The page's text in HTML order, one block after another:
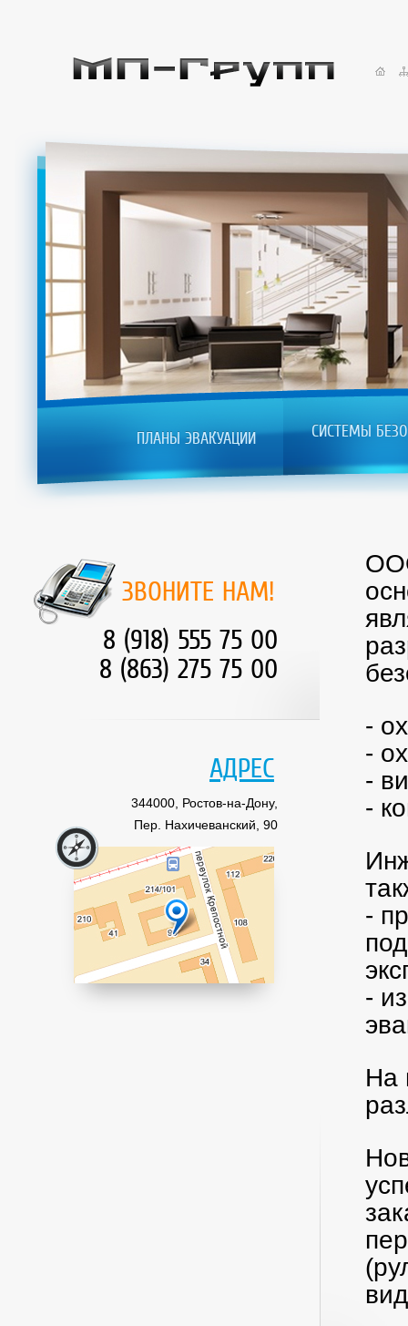
ПЛАНЫ ЭВАКУАЦИИ СИСТЕМЫ
ЗВОНИТЕ НАМ!
8 (918) 555 75 00
8 (863) 275 75 00
АДРЕС
344000, Ростов-на-Дону,
Пер. Нахичеванский, 90
-
-
-
-
-
-
На